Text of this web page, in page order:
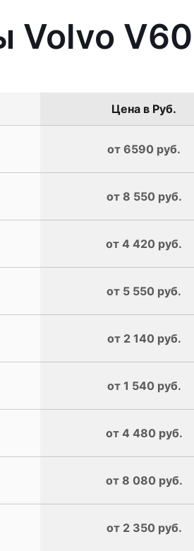
Volvo
Цена в Руб.
от 6590 руб.
от 8 550 руб.
от 4 420 руб.
от 5 550 руб.
от 2 140 руб.
от 1 540 руб.
от 4 480 руб.
от 8 080 руб.
от 2 350 руб.